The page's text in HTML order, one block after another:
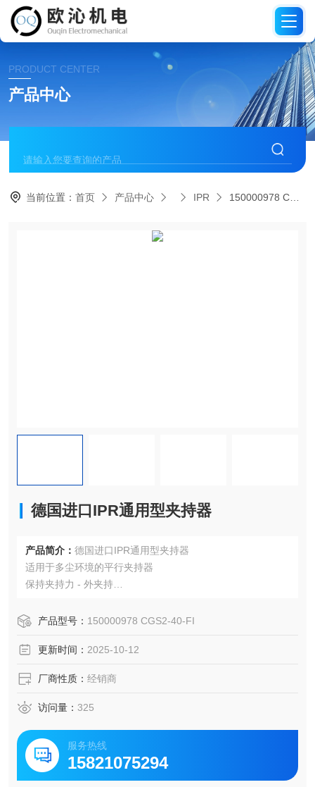
PRODUCT CENTER
产品中心
当前位置：首页 产品中心 IPR 150000978 CGS2-40-FI德国进口IPR通用型夹持器
德国进口IPR通用型夹持器
产品简介： 德国进口IPR通用型夹持器
适用于多尘环境的平行夹持器
保持夹持力 - 外夹持
178 牛
2.5毫米
0.64公
产品型号： 150000978 CGS2-40-FI
更新时间： 2025-10-12
厂商性质： 经销商
访问量： 325
服务热线
15821075294